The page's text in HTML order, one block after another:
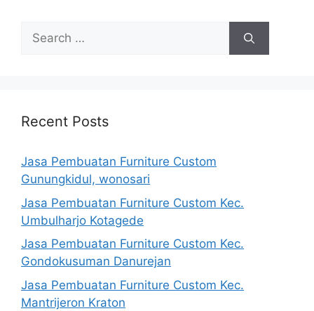
Search
for:
Recent Posts
Jasa Pembuatan Furniture Custom
Gunungkidul, wonosari
Jasa Pembuatan Furniture Custom Kec.
Umbulharjo Kotagede
Jasa Pembuatan Furniture Custom Kec.
Gondokusuman Danurejan
Jasa Pembuatan Furniture Custom Kec.
Mantrijeron Kraton